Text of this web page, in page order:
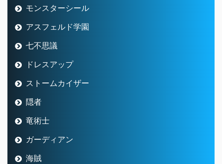
モンスターシール
アスフェルド学園
七不思議
ドレスアップ
ストームカイザー
隠者
竜術士
ガーディアン
海賊